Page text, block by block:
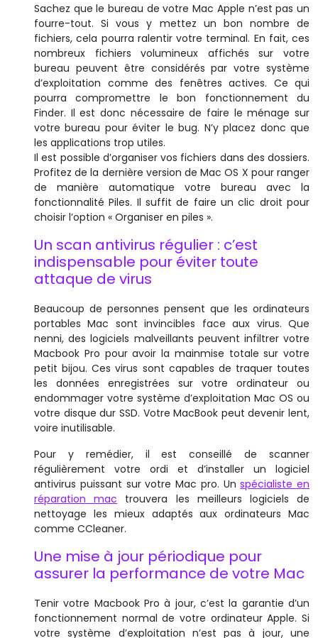
Sachez que le bureau de votre Mac Apple n’est pas un
fourre-tout. Si vous y mettez un bon nombre de
fichiers, cela pourra ralentir votre terminal. En fait, ces
nombreux fichiers volumineux affichés sur votre
bureau peuvent être considérés par votre système
d’exploitation comme des fenêtres actives. Ce qui
pourra compromettre le bon fonctionnement du
Finder. Il est donc nécessaire de faire le ménage sur
votre bureau pour éviter le bug. N’y placez donc que
les applications trop utiles.
Il est possible d’organiser vos fichiers dans des dossiers.
Profitez de la dernière version de Mac OS X pour ranger
de manière automatique votre bureau avec la
fonctionnalité Piles. Il suffit de faire un clic droit pour
choisir l’option « Organiser en piles ».
Un scan antivirus régulier : c’est
indispensable pour éviter toute
attaque de virus
Beaucoup de personnes pensent que les ordinateurs
portables Mac sont invincibles face aux virus. Que
nenni, des logiciels malveillants peuvent infiltrer votre
Macbook Pro pour avoir la mainmise totale sur votre
petit bijou. Ces virus sont capables de traquer toutes
les données enregistrées sur votre ordinateur ou
endommager votre système d’exploitation Mac OS ou
votre disque dur SSD. Votre MacBook peut devenir lent,
voire inutilisable.
Pour y remédier, il est conseillé de scanner
régulièrement votre ordi et d’installer un logiciel
antivirus puissant sur votre Mac pro. Unspécialiste en
réparation mac trouvera les meilleurs logiciels de
nettoyage les mieux adaptés aux ordinateurs Mac
comme CCleaner.
Une mise à jour périodique pour
assurer la performance de votre Mac
Tenir votre Macbook Pro à jour, c’est la garantie d’un
fonctionnement normal de votre ordinateur Apple. Si
votre système d’exploitation n’est pas à jour, une